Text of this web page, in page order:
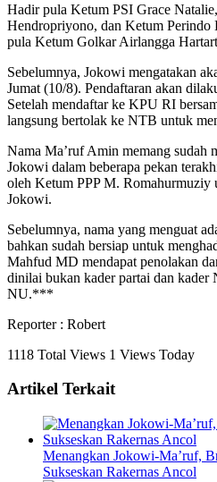
Hadir pula Ketum PSI Grace
Hendropriyono, dan Ketum Perindo
pula Ketum Golkar Airlangga
Sebelumnya, Jokowi mengatakan
Jumat (10/8). Pendaftaran akan
Setelah mendaftar ke KPU RI
langsung bertolak ke NTB untuk
Nama Ma’ruf Amin memang sudah
Jokowi dalam beberapa pekan
oleh Ketum PPP M. Romahurmuziy
Jokowi.
Sebelumnya, nama yang menguat
bahkan sudah bersiap untuk
Mahfud MD mendapat penolakan
dinilai bukan kader partai dan
NU.***
Reporter : Robert
1118 Total Views 1 Views Today
Artikel Terkait
Menangkan Jokowi-Ma’ruf,
Sukseskan Rakernas Ancol